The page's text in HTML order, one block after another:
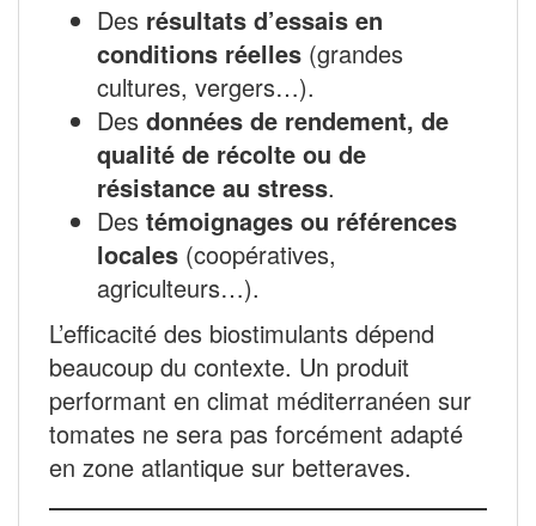
Des résultats d’essais en
conditions réelles (grandes
cultures, vergers…).
Des données de rendement, de
qualité de récolte ou de
résistance au stress.
Des témoignages ou références
locales (coopératives,
agriculteurs…).
L’efficacité des biostimulants dépend
beaucoup du contexte. Un produit
performant en climat méditerranéen sur
tomates ne sera pas forcément adapté
en zone atlantique sur betteraves.